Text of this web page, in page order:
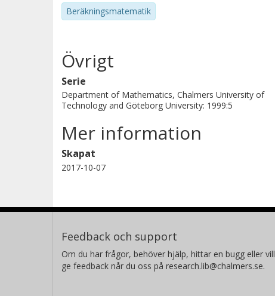
Beräkningsmatematik
Övrigt
Serie
Department of Mathematics, Chalmers University of
Technology and Göteborg University: 1999:5
Mer information
Skapat
2017-10-07
Feedback och support
Om du har frågor, behöver hjälp, hittar en bugg eller vill
ge feedback når du oss på research.lib@chalmers.se.